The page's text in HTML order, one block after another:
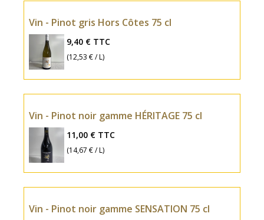
Vin - Pinot gris Hors Côtes 75 cl
9,40 € TTC
(12,53 € / L)
Vin - Pinot noir gamme HÉRITAGE 75 cl
11,00 € TTC
(14,67 € / L)
Vin - Pinot noir gamme SENSATION 75 cl